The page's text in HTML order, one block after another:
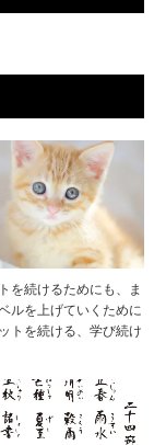
を続けるためにも、ま
ルを上げていくために
トを続ける、学び続け